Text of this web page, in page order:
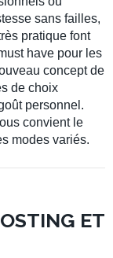
sans failles,
pratique font
have pour les
concept de
de choix
personnel.
convient le
modes variés.
ET